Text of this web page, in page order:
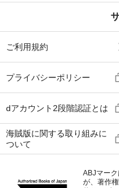
ご利用規約
プライバシーポリシー
dアカウント2段階認証とは
海賊版に関する取り組みに
ついて
ABJマー
が、著作